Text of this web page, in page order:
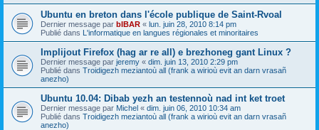
Ubuntu en breton dans l'école publique de Saint-Rvoal
Dernier message par bIBAR « lun. juin 28, 2010 8:14 pm
Publié dans L'informatique en langues régionales et minoritaires
Implijout Firefox (hag ar re all) e brezhoneg gant Linux ?
Dernier message par jeremy « dim. juin 13, 2010 2:29 pm
Publié dans Troidigezh meziantoù all (frank a wirioù evit an darn vrasañ
anezho)
Ubuntu 10.04: Dibab yezh an testennoù nad int ket troet
Dernier message par Michel « dim. juin 06, 2010 10:34 am
Publié dans Troidigezh meziantoù all (frank a wirioù evit an darn vrasañ
anezho)